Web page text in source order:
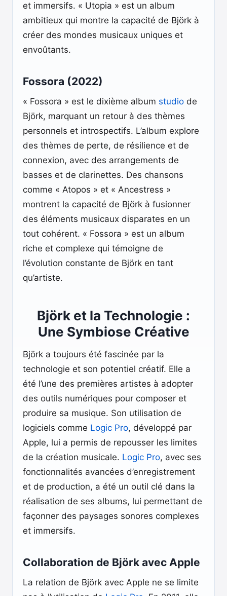
et immersifs. « Utopia » est un album
ambitieux qui montre la capacité de Björk à
créer des mondes musicaux uniques et
envoûtants.
Fossora (2022)
« Fossora » est le dixième album studio de
Björk, marquant un retour à des thèmes
personnels et introspectifs. L’album explore
des thèmes de perte, de résilience et de
connexion, avec des arrangements de
basses et de clarinettes. Des chansons
comme « Atopos » et « Ancestress »
montrent la capacité de Björk à fusionner
des éléments musicaux disparates en un
tout cohérent. « Fossora » est un album
riche et complexe qui témoigne de
l’évolution constante de Björk en tant
qu’artiste.
Björk et la Technologie :
Une Symbiose Créative
Björk a toujours été fascinée par la
technologie et son potentiel créatif. Elle a
été l’une des premières artistes à adopter
des outils numériques pour composer et
produire sa musique. Son utilisation de
logiciels comme Logic Pro, développé par
Apple, lui a permis de repousser les limites
de la création musicale. Logic Pro, avec ses
fonctionnalités avancées d’enregistrement
et de production, a été un outil clé dans la
réalisation de ses albums, lui permettant de
façonner des paysages sonores complexes
et immersifs.
Collaboration de Björk avec Apple
La relation de Björk avec Apple ne se limite